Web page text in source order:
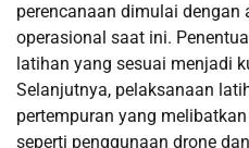
perencanaan dimulai dengan
operasional saat ini.
latihan yang sesuai menjadi
Selanjutnya, pelaksanaan
pertempuran yang
seperti penggunaan drone